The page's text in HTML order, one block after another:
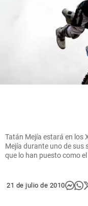
Tatán Mejía estará en los
Mejía durante uno de
que lo han puesto como
21 de julio de 2010